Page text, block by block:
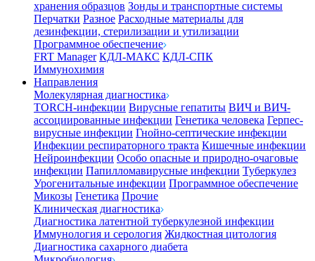
хранения образцов Зонды и транспортные системы
Перчатки Разное Расходные материалы для
дезинфекции, стерилизации и утилизации
Программное обеспечение
FRT Manager КДЛ-МАКС КДЛ-СПК
Иммунохимия
Направления
Молекулярная диагностика
TORCH-инфекции Вирусные гепатиты ВИЧ и ВИЧ-
ассоциированные инфекции Генетика человека Герпес-
вирусные инфекции Гнойно-септические инфекции
Инфекции респираторного тракта Кишечные инфекции
Нейроинфекции Особо опасные и природно-очаговые
инфекции Папилломавирусные инфекции Туберкулез
Урогенитальные инфекции Программное обеспечение
Микозы Генетика Прочие
Клиническая диагностика
Диагностика латентной туберкулезной инфекции
Иммунология и серология Жидкостная цитология
Диагностика сахарного диабета